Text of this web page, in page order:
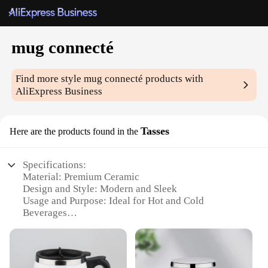
mug connecté
Find more stylemug connecté products with
AliExpress Business
Here are the products found in the Tasses
Specifications:
Material: Premium Ceramic
Design and Style: Modern and Sleek
Usage and Purpose: Ideal for Hot and Cold
Beverages
Performance and Property: Durable and Easy to
Clean